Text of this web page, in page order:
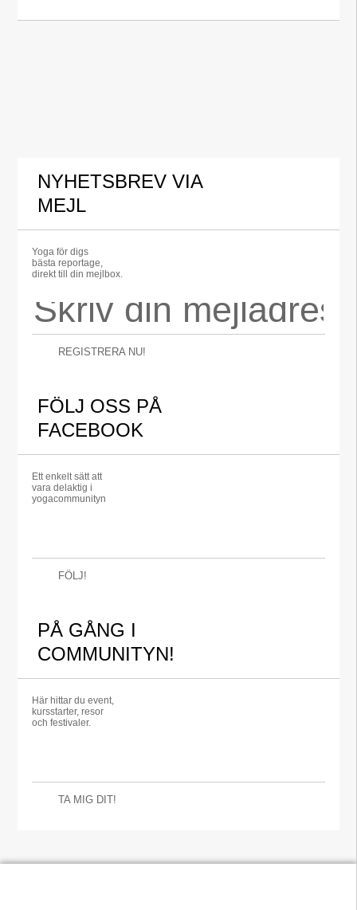
NYHETSBREV VIA
MEJL
Yoga för digs
bästa reportage,
direkt till din mejlbox.
REGISTRERA NU!
FÖLJ OSS PÅ
FACEBOOK
Ett enkelt sätt att
vara delaktig i
yogacommunityn
FÖLJ!
PÅ GÅNG I
COMMUNITYN!
Här hittar du event,
kursstarter, resor
och festivaler.
TA MIG DIT!